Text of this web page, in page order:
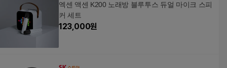
엑센 액센 K200 노래방 블루투스 듀얼 마이크 스피
커 세트
123,000원